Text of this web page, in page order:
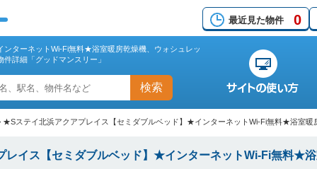
最近見た物件 0
ターネットWi-Fi無料★浴室暖房乾燥機、ウォシュレッ
詳細「グッドマンスリー」
検索
★Sステイ北浜アクアプレイス【セミダブルベッド】★インターネットWi-Fi無料★浴室
イス【セミダブルベッド】★インターネットWi-Fi無料★